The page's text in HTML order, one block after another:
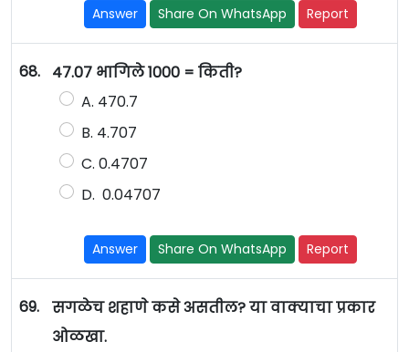
Answer Share On WhatsApp Report
68.
47.07 भागिले 1000 = किती?
A. 470.7
B. 4.707
C. 0.4707
D. 0.04707
Answer Share On WhatsApp Report
69.
सगळेच शहाणे कसे असतील? या वाक्याचा प्रकार
ओळखा.